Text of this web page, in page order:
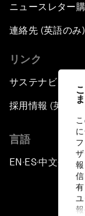
ニュースレター
連絡先 (英語のみ)
リンク
サステナビリテ
採用情報 (英語の
言語
EN ▪ES▪中文▪ 日本